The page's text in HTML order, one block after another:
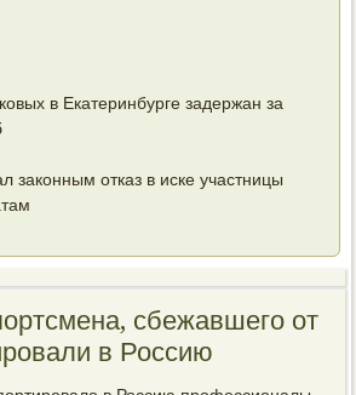
в Екатеринбурге задержан за
законным отказ в иске участницы
сбежавшего от
в Россию